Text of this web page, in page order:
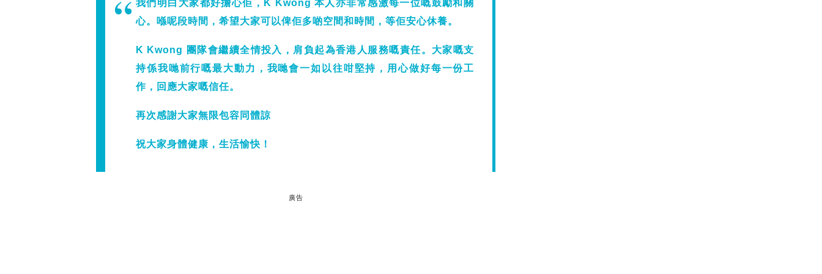
我們明白大家都好擔心佢，K Kwong 本人亦非常感激每一位嘅鼓勵和關
心。喺呢段時間，希望大家可以俾佢多啲空間和時間，等佢安心休養。
K Kwong 團隊會繼續全情投入，肩負起為香港人服務嘅責任。大家嘅支
持係我哋前行嘅最大動力，我哋會一如以往咁堅持，用心做好每一份工
作，回應大家嘅信任。
再次感謝大家無限包容同體諒
祝大家身體健康，生活愉快！
廣告